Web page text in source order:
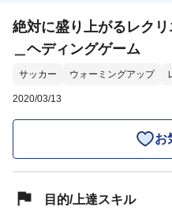
絶対に盛り上がるレク
＿ヘディングゲーム
サッカー ウォーミングアップ
2020/03/13
お
目的/上達スキル